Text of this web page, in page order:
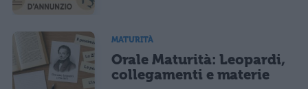
MATURITÀ
Orale Maturità: Leopardi,
collegamenti e materie